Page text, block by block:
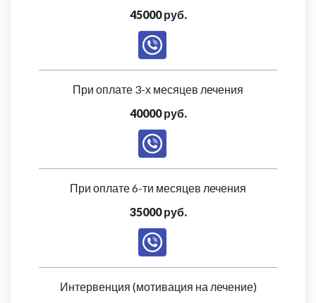
45000 руб.
При оплате 3-х месяцев лечения
40000 руб.
При оплате 6-ти месяцев лечения
35000 руб.
Интервенция (мотивация на лечение)